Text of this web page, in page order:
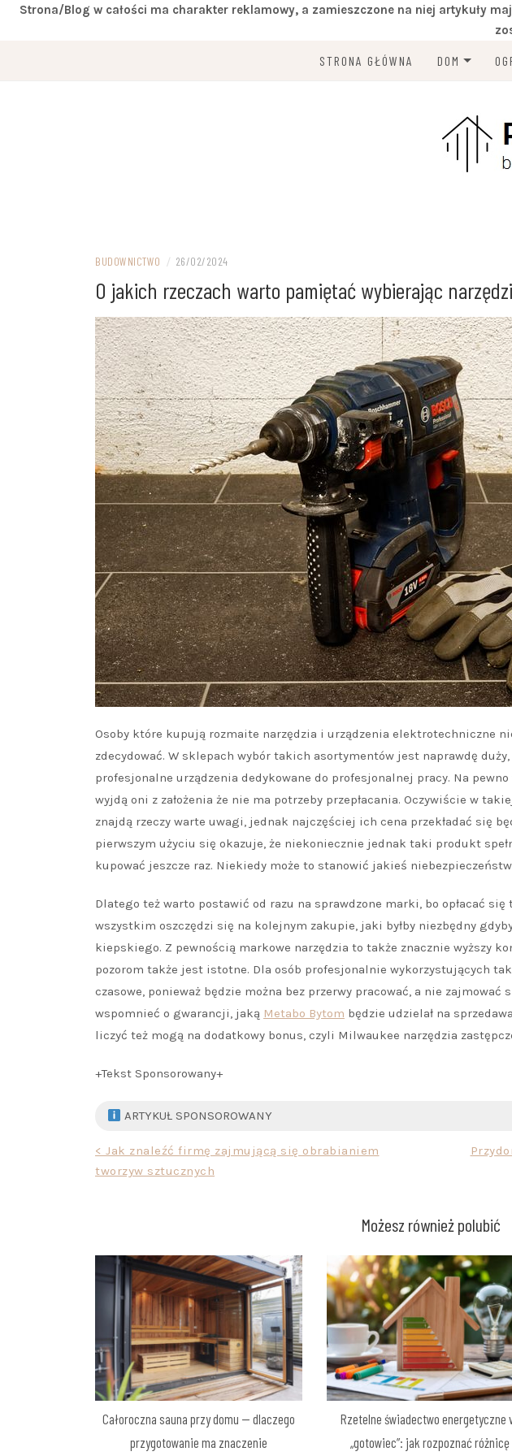
Strona/Blog w całości ma charakter reklamowy, a zamieszczone na niej artykuły
STRONA GŁÓWNA DOM
BUDOWNICTWO / 26/02/2024
O jakich rzeczach warto pamiętać wybierając
Osoby które kupują rozmaite narzędzia i urządzenia elektrotechniczne
zdecydować. W sklepach wybór takich asortymentów jest naprawdę
profesjonalne urządzenia dedykowane do profesjonalnej pracy. Na
wyjdą oni z założenia że nie ma potrzeby przepłacania. Oczywiście w
znajdą rzeczy warte uwagi, jednak najczęściej ich cena przekładać się
pierwszym użyciu się okazuje, że niekoniecznie jednak taki produkt
kupować jeszcze raz. Niekiedy może to stanowić jakieś
Dlatego też warto postawić od razu na sprawdzone marki, bo opłacać
wszystkim oszczędzi się na kolejnym zakupie, jaki byłby niezbędny
kiepskiego. Z pewnością markowe narzędzia to także znacznie wyższy
pozorom także jest istotne. Dla osób profesjonalnie wykorzystujących
czasowe, ponieważ będzie można bez przerwy pracować, a nie
wspomnieć o gwarancji, jaką Metabo Bytom będzie udzielał na
liczyć też mogą na dodatkowy bonus, czyli Milwaukee narzędzia
+Tekst Sponsorowany+
ARTYKUŁ SPONSOROWANY
Nawigacja
wpisu
< Jak znaleźć firmę zajmującą się obrabianiem
tworzyw sztucznych
Możesz również polubić
Całoroczna sauna przy domu — dlaczego
przygotowanie ma znaczenie
Rzetelne świadectwo energetyczne
„gotowiec”: jak rozpoznać różnicę